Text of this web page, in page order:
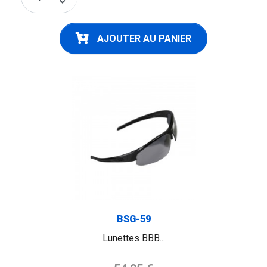
keyboard_arrow_down
AJOUTER AU PANIER
BSG-59
Lunettes BBB...